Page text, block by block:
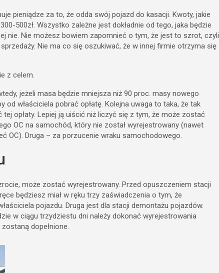
pieniądze za to, że odda swój pojazd do kasacji. Kwoty, jakie
500zł. Wszystko zależne jest dokładnie od tego, jaka będzie
nie. Nie możesz bowiem zapomnieć o tym, że jest to szrot, czyli
Nie ma co się oszukiwać, że w innej firmie otrzyma się
z celem.
jeżeli masa będzie mniejsza niż 90 proc. masy nowego
właściciela pobrać opłatę. Kolejna uwaga to taka, że tak
opłaty. Lepiej ją uiścić niż liczyć się z tym, że może zostać
OC na samochód, który nie został wyrejestrowany (nawet
OC). Druga – za porzucenie wraku samochodowego.
może zostać wyrejestrowany. Przed opuszczeniem stacji
będziesz miał w ręku trzy zaświadczenia o tym, że
pojazdu. Druga jest dla stacji demontażu pojazdów.
w ciągu trzydziestu dni należy dokonać wyrejestrowania
dopełnione.